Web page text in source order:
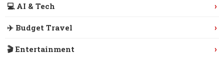
💻 AI & Tech ›
✈️ Budget Travel ›
🎬 Entertainment ›